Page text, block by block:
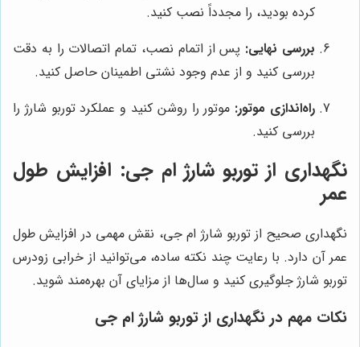
کرده بودید، را مجدداً نصب کنید.
بررسی نهایی: پس از اتمام نصب، تمام اتصالات را به دقت
بررسی کنید و از عدم وجود نشتی اطمینان حاصل کنید.
راه‌اندازی موتور: موتور را روشن کنید و عملکرد توربو شارژ را
بررسی کنید.
نگهداری از توربو شارژ ام جی: افزایش طول
عمر
نگهداری صحیح از توربو شارژ ام جی، نقش مهمی در افزایش طول
عمر آن دارد. با رعایت چند نکته ساده، می‌توانید از خرابی زودرس
توربو شارژ جلوگیری کنید و سال‌ها از مزایای آن بهره‌مند شوید.
نکات مهم در نگهداری از توربو شارژ ام جی